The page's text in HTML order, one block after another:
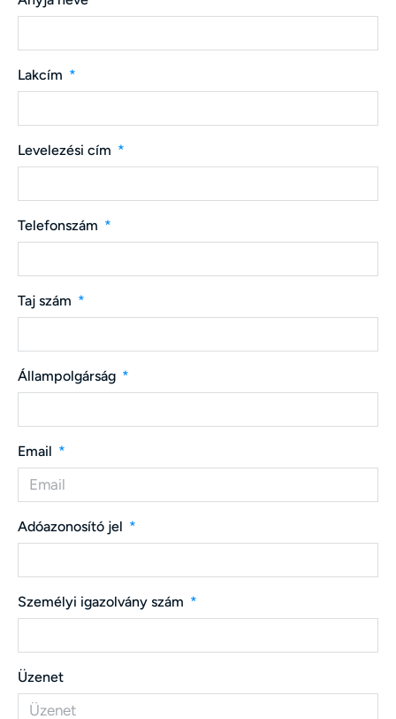
Lakcím
Levelezési cím
Telefonszám
Taj szám
Állampolgárság
Email
Adóazonosító jel
Személyi igazolvány szám
Üzenet